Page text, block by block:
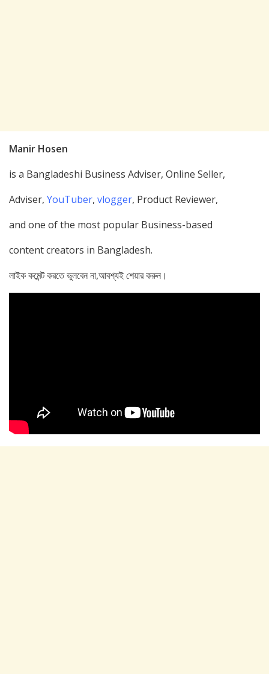
Manir Hosen
is a Bangladeshi Business Adviser, Online Seller,
Adviser, YouTuber, vlogger, Product Reviewer,
and one of the most popular Business-based
content creators in Bangladesh.
লাইক কমেন্ট করতে ভুলবেন না,আবশ্যই শেয়ার করুন।